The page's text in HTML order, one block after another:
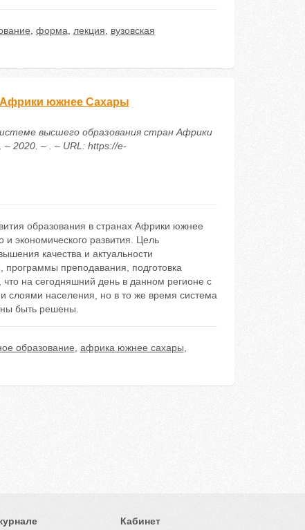
форма лекция
вузовская
Африки южнее Сахары
высшего образования стран Африки
2020. – . – URL: https://e-
образования в странах Африки южнее
экономического развития. Цель
качества и актуальности
преподавания, подготовка
на сегодняшний день в данном регионе с
слоями населения, но в то же время система
быть решены.
образование африка южнее сахары
Кабинет